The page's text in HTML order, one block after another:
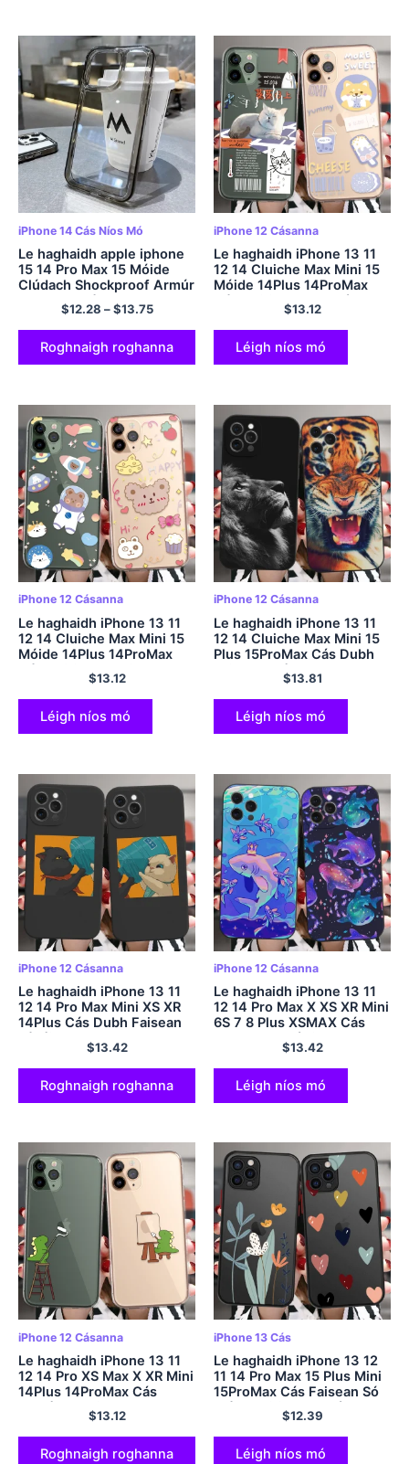
iPhone 14 Cás Níos Mó
Le haghaidh apple iphone
15 14 Pro Max 15 Móide
Clúdach Shockproof Armúr
Cosanta Trédhearcach Do
Iphone 14 13 12 11 Cás Pro
Max
$12.28 –$13.75
Roghnaigh roghanna
iPhone 12 Cásanna
Le haghaidh iPhone 13 11
12 14 Cluiche Max Mini 15
Móide 14Plus 14ProMax
Cás Coitianta Madraí
Gleoite Dineasár Cat Muc
Lipéad Faisean Clúdach
Silicone
$13.12
Léigh níos mó
iPhone 12 Cásanna
Le haghaidh iPhone 13 11
12 14 Cluiche Max Mini 15
Móide 14Plus 14ProMax
Cás Coitianta Smile
Gleoite Spás Brand Bear
Lipéad Clúdach Silicone
$13.12
Léigh níos mó
iPhone 12 Cásanna
Le haghaidh iPhone 13 11
12 14 Cluiche Max Mini 15
Plus 15ProMax Cás Dubh
Faisean Clúdach Cosanta
Silicone Leon Fíochmhar
Coitianta
$13.81
Léigh níos mó
iPhone 12 Cásanna
Le haghaidh iPhone 13 11
12 14 Pro Max Mini XS XR
14Plus Cás Dubh Faisean
Lánúineacha Greannmhar
Cat Gleoite Clúdach
Cosanta Silicone Coitianta
$13.42
Roghnaigh roghanna
iPhone 12 Cásanna
Le haghaidh iPhone 13 11
12 14 Pro Max X XS XR Mini
6S 7 8 Plus XSMAX Cás
Dubh Cosmaí Siorcanna
Míolta Móra Ealaín
Ainmhithe Clúdach
Cosanta Silicone
$13.42
Léigh níos mó
iPhone 12 Cásanna
Le haghaidh iPhone 13 11
12 14 Pro XS Max X XR Mini
14Plus 14ProMax Cás
Cartún Gleoite
Greannmhar Dineasár
Babaí Faisean Clúdach
Silicone
$13.12
Roghnaigh roghanna
iPhone 13 Cás
Le haghaidh iPhone 13 12
11 14 Pro Max 15 Plus Mini
15ProMax Cás Faisean Só
Bláth Coitianta Croí Bog
tuairteora Crua
Neamhlonrach Ar ais
Clúdach
$12.39
Léigh níos mó